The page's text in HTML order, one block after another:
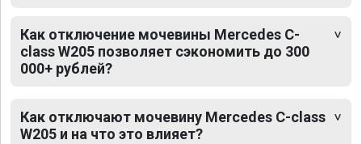
Как отключение мочевины Mercedes C-
class W205 позволяет сэкономить до 300
000+ рублей?
Как отключают мочевину Mercedes C-class
W205 и на что это влияет?